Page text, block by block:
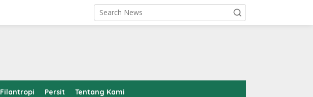
Filantropi Persit Tentang Kami